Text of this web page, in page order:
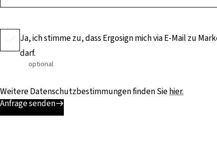
Ja, ich stimme zu, dass Ergosign mich via E-Mail zu
darf.
optional
Weitere Datenschutzbestimmungen finden Siehier.
Anfrage senden